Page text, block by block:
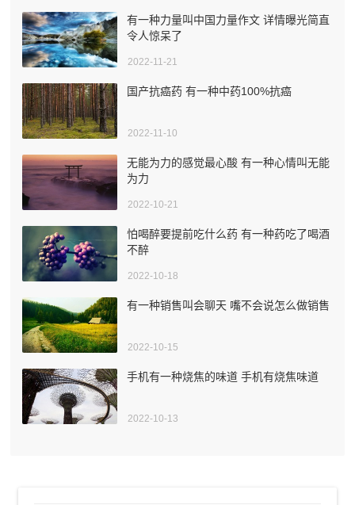
有一种力量叫中国力量作文 详情曝光简直
令人惊呆了
2022-11-21
国产抗癌药 有一种中药100%抗癌
2022-11-10
无能为力的感觉最心酸 有一种心情叫无能
为力
2022-10-21
怕喝醉要提前吃什么药 有一种药吃了喝酒
不醉
2022-10-18
有一种销售叫会聊天 嘴不会说怎么做销售
2022-10-15
手机有一种烧焦的味道 手机有烧焦味道
2022-10-13